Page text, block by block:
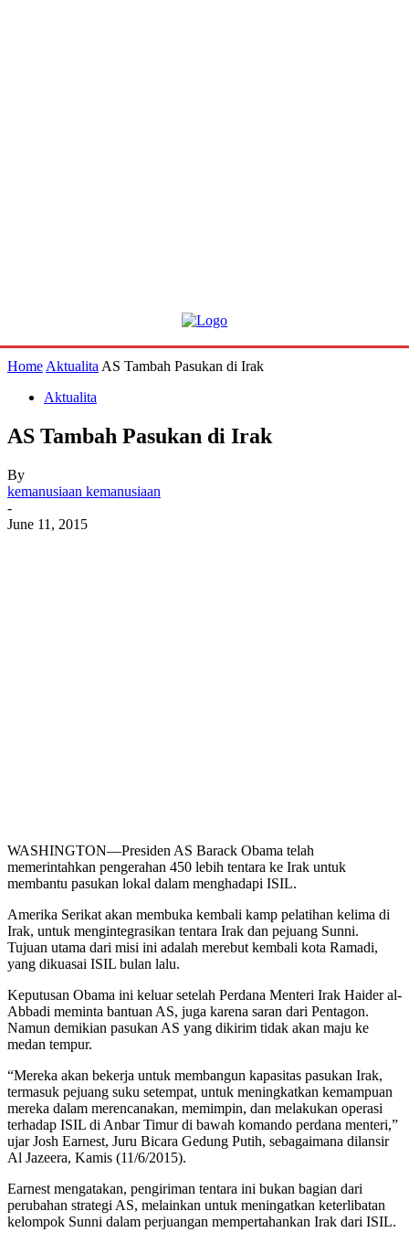
Home Aktualita AS Tambah Pasukan di Irak
Aktualita
AS Tambah Pasukan di Irak
By
kemanusiaan kemanusiaan
-
June 11, 2015
WASHINGTON—Presiden AS Barack Obama telah
memerintahkan pengerahan 450 lebih tentara ke Irak untuk
membantu pasukan lokal dalam menghadapi ISIL.
Amerika Serikat akan membuka kembali kamp pelatihan kelima di
Irak, untuk mengintegrasikan tentara Irak dan pejuang Sunni.
Tujuan utama dari misi ini adalah merebut kembali kota Ramadi,
yang dikuasai ISIL bulan lalu.
Keputusan Obama ini keluar setelah Perdana Menteri Irak Haider al-
Abbadi meminta bantuan AS, juga karena saran dari Pentagon.
Namun demikian pasukan AS yang dikirim tidak akan maju ke
medan tempur.
“Mereka akan bekerja untuk membangun kapasitas pasukan Irak,
termasuk pejuang suku setempat, untuk meningkatkan kemampuan
mereka dalam merencanakan, memimpin, dan melakukan operasi
terhadap ISIL di Anbar Timur di bawah komando perdana menteri,”
ujar Josh Earnest, Juru Bicara Gedung Putih, sebagaimana dilansir
Al Jazeera, Kamis (11/6/2015).
Earnest mengatakan, pengiriman tentara ini bukan bagian dari
perubahan strategi AS, melainkan untuk meningatkan keterlibatan
kelompok Sunni dalam perjuangan mempertahankan Irak dari ISIL.